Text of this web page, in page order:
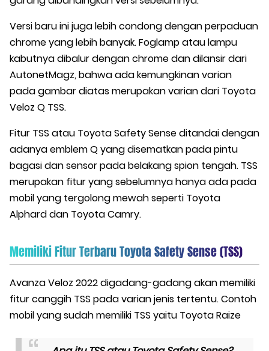
Versi baru ini juga lebih condong dengan perpaduan
chrome yang lebih banyak. Foglamp atau lampu
kabutnya dibalur dengan chrome dan dilansir dari
AutonetMagz, bahwa ada kemungkinan varian
pada gambar diatas merupakan varian dari Toyota
Veloz Q TSS.
Fitur TSS atau Toyota Safety Sense ditandai dengan
adanya emblem Q yang disematkan pada pintu
bagasi dan sensor pada belakang spion tengah. TSS
merupakan fitur yang sebelumnya hanya ada pada
mobil yang tergolong mewah seperti Toyota
Alphard dan Toyota Camry.
Memiliki Fitur Terbaru Toyota Safety Sense (TSS)
Avanza Veloz 2022 digadang-gadang akan memiliki
fitur canggih TSS pada varian jenis tertentu. Contoh
mobil yang sudah memiliki TSS yaitu Toyota Raize